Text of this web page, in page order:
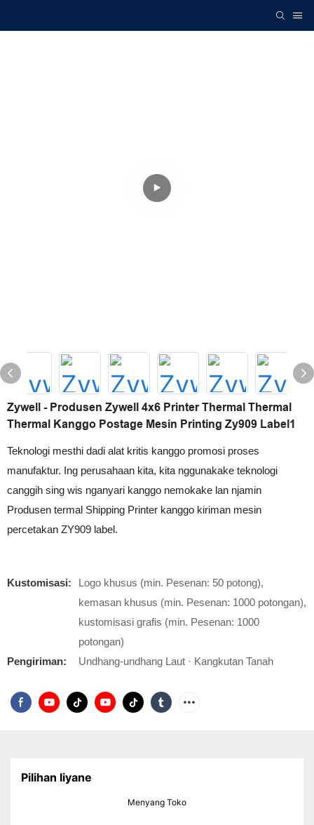
Zywell - Produsen Zywell 4x6 Printer Thermal Thermal
Thermal Kanggo Postage Mesin Printing Zy909 Label1
Teknologi mesthi dadi alat kritis kanggo promosi proses
manufaktur. Ing perusahaan kita, kita nggunakake teknologi
canggih sing wis nganyari kanggo nemokake lan njamin
Produsen termal Shipping Printer kanggo kiriman mesin
percetakan ZY909 label.
Kustomisasi:
Logo khusus (min. Pesenan: 50 potong),
kemasan khusus (min. Pesenan: 1000 potongan),
kustomisasi grafis (min. Pesenan: 1000
potongan)
Pengiriman:
Undhang-undhang Laut · Kangkutan Tanah
Pilihan liyane
Menyang Toko